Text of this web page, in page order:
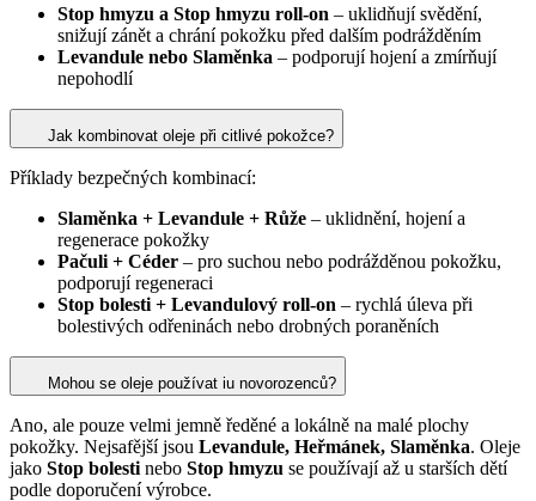
Stop hmyzu a Stop hmyzu roll-on – uklidňují svědění,
snižují zánět a chrání pokožku před dalším podrážděním
Levandule nebo Slaměnka – podporují hojení a zmírňují
nepohodlí
Jak kombinovat oleje při citlivé pokožce?
Příklady bezpečných kombinací:
Slaměnka + Levandule + Růže – uklidnění, hojení a
regenerace pokožky
Pačuli + Céder – pro suchou nebo podrážděnou pokožku,
podporují regeneraci
Stop bolesti + Levandulový roll-on – rychlá úleva při
bolestivých odřeninách nebo drobných poraněních
Mohou se oleje používat iu novorozenců?
Ano, ale pouze velmi jemně ředěné a lokálně na malé plochy
pokožky. Nejsafější jsou Levandule, Heřmánek, Slaměnka. Oleje
jako Stop bolesti nebo Stop hmyzu se používají až u starších dětí
podle doporučení výrobce.